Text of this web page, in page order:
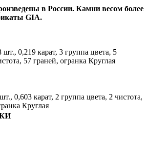
в России. Камни весом более
GIA.
шт., 0,219 карат, 3 группа цвета, 5
57 граней, огранка Круглая
0,603 карат, 2 группа цвета, 2 чистота,
Круглая